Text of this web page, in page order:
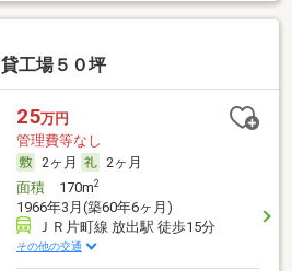
工場５０坪
25万円
管理費等なし
2ヶ月
2ヶ月
面積170m2
1966年3月(築60年6ヶ月)
ＪＲ片町線 放出駅 徒歩15分
その他の交通